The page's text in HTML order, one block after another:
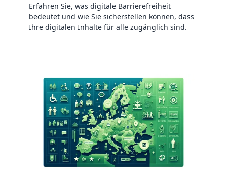
Erfahren Sie, was digitale Barrierefreiheit
bedeutet und wie Sie sicherstellen können, dass
Ihre digitalen Inhalte für alle zugänglich sind.